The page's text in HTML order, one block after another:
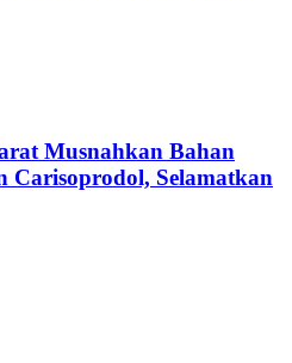
Musnahkan Bahan
Carisoprodol, Selamatkan